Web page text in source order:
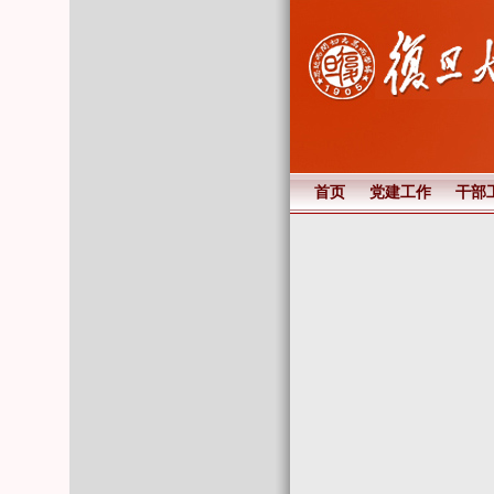
首页 党建工作 干部